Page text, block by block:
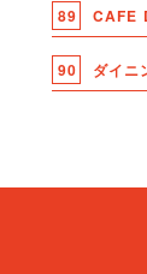
89 CAFE
90 ダイニ